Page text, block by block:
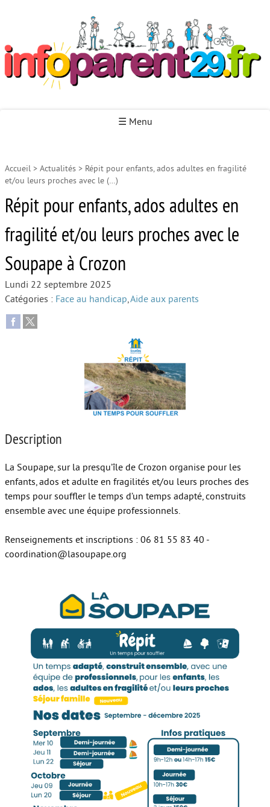
☰ Menu
Accueil
Autour de la petite enfance
Autour de l’enfance
Autour de la jeunesse
Autour de l’école
Face au handicap
Face au deuil
Sortir en famille
Vie de couple
Accueil > Actualités > Répit pour enfants, ados adultes en fragilité
et/ou leurs proches avec le (…)
Répit pour enfants, ados adultes en
fragilité et/ou leurs proches avec le
Soupape à Crozon
Lundi 22 septembre 2025
Catégories : Face au handicap,Aide aux parents
Description
La Soupape, sur la presqu’île de Crozon organise pour les
enfants, ados et adulte en fragilités et/ou leurs proches des
temps pour souffler le temps d’un temps adapté, construits
ensemble avec une équipe professionnels.
Renseignements et inscriptions : 06 81 55 83 40 -
coordination@lasoupape.org